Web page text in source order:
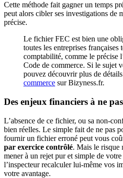
Cette méthode fait gagner un temps
peut alors cibler ses investigations de
précise.
Le fichier FEC est bien une
toutes les entreprises françaises
comptabilité, comme le précise
Code de commerce. Si le sujet
pouvez découvrir plus de
commerce sur Bizyness.fr.
Des enjeux financiers à ne
L’absence de ce fichier, ou sa non-
bien réelles. Le simple fait de ne pas
fournir un fichier erroné peut vous
par exercice contrôlé. Mais le risque
mener à un rejet pur et simple de
l’inspecteur recalculer lui-même vos
votre avantage.